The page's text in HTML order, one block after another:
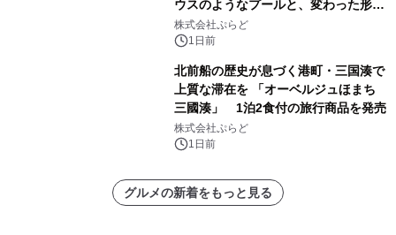
ウスのようなプールと、変わった形の
サウナも 「THE BOXY AWAJI」のお
得な素泊まり連泊プランで
株式会社ぷらど
1日前
北前船の歴史が息づく港町・三国湊で
上質な滞在を 「オーベルジュほまち
三國湊」 1泊2食付の旅行商品を発売
株式会社ぷらど
1日前
グルメの新着をもっと見る